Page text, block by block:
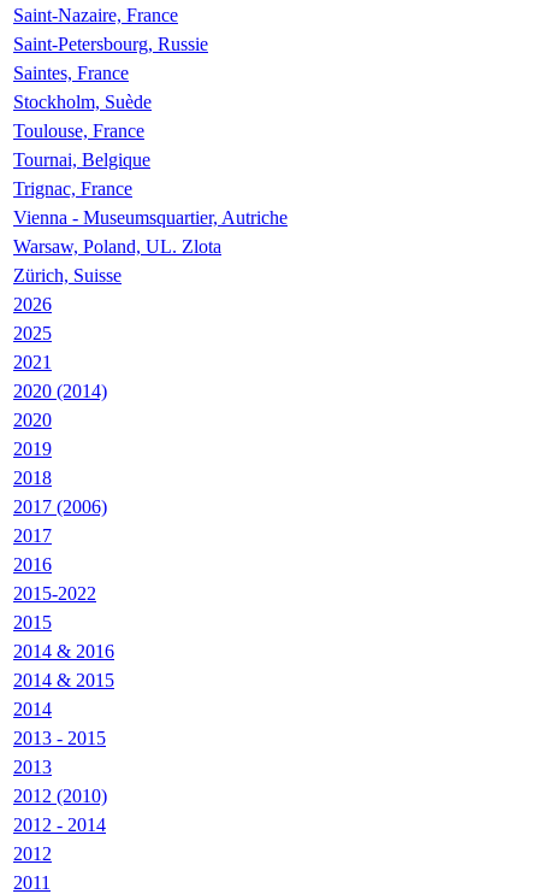
Saint-Nazaire, France
Saint-Petersbourg, Russie
Saintes, France
Stockholm, Suède
Toulouse, France
Tournai, Belgique
Trignac, France
Vienna - Museumsquartier, Autriche
Warsaw, Poland, UL. Zlota
Zürich, Suisse
2026
2025
2021
2020 (2014)
2020
2019
2018
2017 (2006)
2017
2016
2015-2022
2015
2014 & 2016
2014 & 2015
2014
2013 - 2015
2013
2012 (2010)
2012 - 2014
2012
2011